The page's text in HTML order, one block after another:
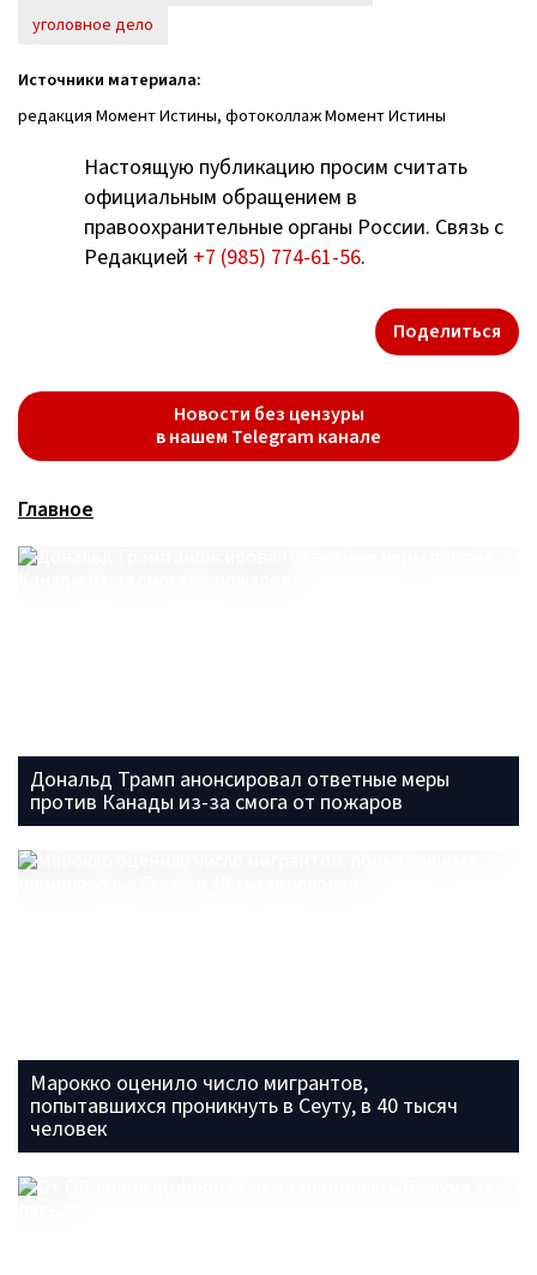
уголовное дело
Источники материала:
редакция Момент Истины, фотоколлаж Момент Истины
Настоящую публикацию просим считать
официальным обращением в
правоохранительные органы России. Связь с
Редакцией +7 (985) 774-61-56.
Поделиться
Новости без цензуры
в нашем Telegram канале
Главное
Дональд Трамп анонсировал ответные меры
против Канады из-за смога от пожаров
Марокко оценило число мигрантов,
попытавшихся проникнуть в Сеуту, в 40 тысяч
человек